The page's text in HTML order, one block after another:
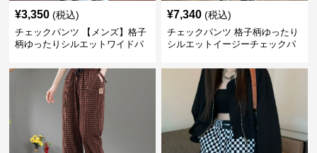
¥3,350 (税込)
チェックパンツ 【メンズ】格子
柄ゆったりシルエットワイドパ
¥7,340 (税込)
チェックパンツ 格子柄ゆったり
シルエットイージーチェックパ